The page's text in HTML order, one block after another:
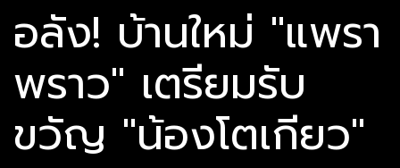
อลัง! บ้านใหม่ "แพรา
พราว" เตรียมรับ
ขวัญ "น้องโตเกียว"